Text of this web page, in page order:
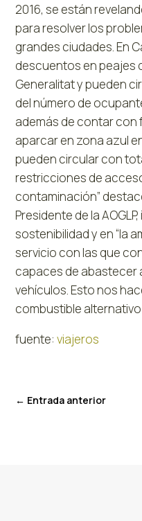
2016, se están
para resolver los
grandes ciudades. En
descuentos en peajes
Generalitat y pueden
del número de
además de contar
aparcar en zona azul
pueden circular con
restricciones de
contaminación”
Presidente de la
sostenibilidad y en “la
servicio con las que
capaces de abastecer
vehículos. Esto nos
combustible alternativo
fuente:viajeros
← Entrada anterior